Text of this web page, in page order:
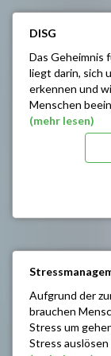
der
Einsatz
Einsatz
DISG
Das Geheimnis
liegt darin, sich
erkennen und
Menschen
Erfolgstraining
erkennen und
(mehr lesen)
Aufgrund der
brauchen
Stress um
Stress